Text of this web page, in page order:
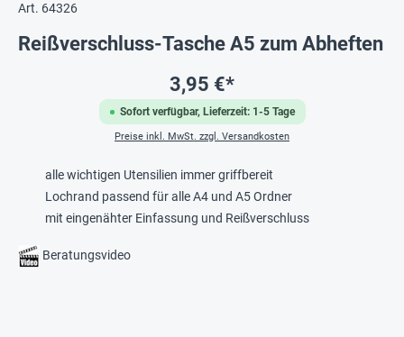
Art. 64326
Reißverschluss-Tasche A5 zum Abheften
Sofort verfügbar, Lieferzeit: 1-5 Tage
3,95 €*
Preise inkl. MwSt. zzgl. Versandkosten
alle wichtigen Utensilien immer griffbereit
Lochrand passend für alle A4 und A5 Ordner
mit eingenähter Einfassung und Reißverschluss
Beratungsvideo